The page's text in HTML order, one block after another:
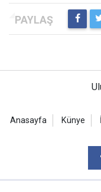
Anasayfa Künye